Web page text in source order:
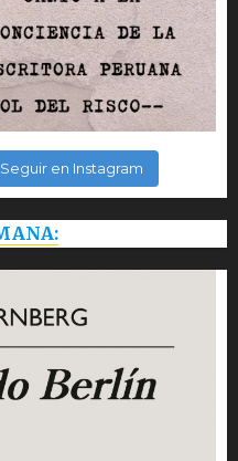
Seguir en Instagram